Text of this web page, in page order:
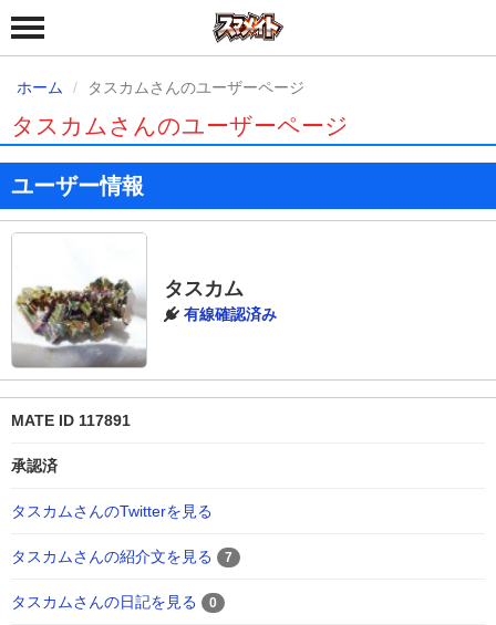
ホーム タスカムさんのユーザーページ
タスカムさんのユーザーページ
ユーザー情報
タスカム
有線確認済み
MATE ID 117891
承認済
タスカムさんのTwitterを見る
タスカムさんの紹介文を見る 7
タスカムさんの日記を見る 0